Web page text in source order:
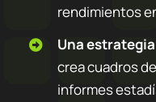
rendimientos
Una
crea cuadros
informes